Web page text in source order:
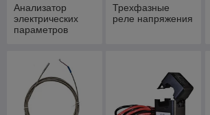
Анализатор
электрических
параметров
Трехфазные
реле напряжения